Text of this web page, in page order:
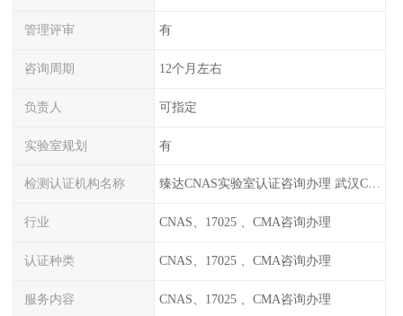
管理评审 有
咨询周期 12个月左右
负责人 可指定
实验室规划 有
检测认证机构名称 臻达CNAS实验室认证咨询办理 武汉CNAS实验室认可办理
行业 CNAS、17025 、CMA咨询办理
认证种类 CNAS、17025 、CMA咨询办理
服务内容 CNAS、17025 、CMA咨询办理